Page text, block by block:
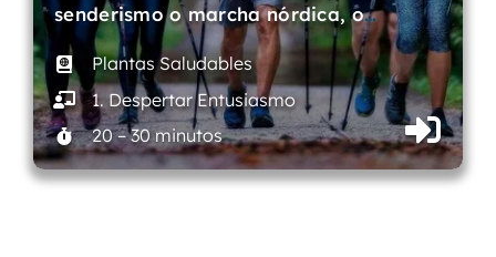
senderismo o marcha nórdica, o…
Plantas Saludables
1. Despertar Entusiasmo
20 – 30 minutos